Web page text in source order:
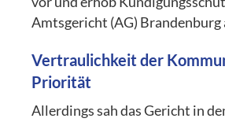
Amtsgericht (AG) Brandenburg
Vertraulichkeit der
Priorität
Allerdings sah das Gericht in